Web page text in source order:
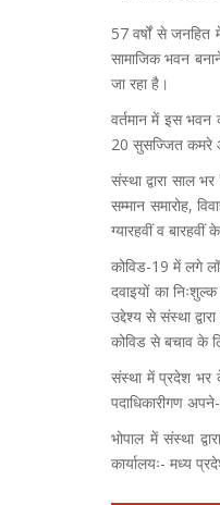
57 वर्षों से
सामाजिक भवन
जा रहा है।
वर्तमान में इस भवन
20 सुसज्जित कमरे
संस्था द्वारा साल
सम्मान समारोह,
ग्यारहवीं व
कोविड-19 में लगे
दवाइयों का
उद्देश्य से संस्था
कोविड से बचाव के
संस्था में प्रदेश भर
पदाधिकारीगण
भोपाल में संस्था
कार्यालयः- मध्य